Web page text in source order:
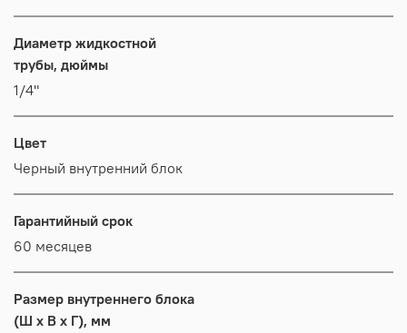
Диаметр жидкостной
трубы, дюймы
1/4"
Цвет
Черный внутренний блок
Гарантийный срок
60 месяцев
Размер внутреннего блока
(Ш x В x Г), мм